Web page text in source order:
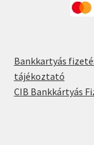
Bankkartyás
tájékoztató
CIB Bankkártyás